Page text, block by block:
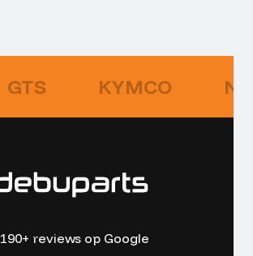
GTS KYMCO
190+ reviews op Google